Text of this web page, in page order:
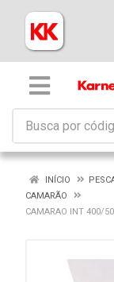
INÍCIO
CAMARÃO
CAMARAO INT 400/